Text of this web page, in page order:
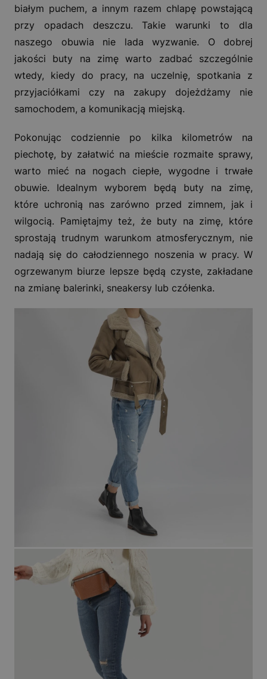
białym puchem, a innym razem chlapę powstającą
przy opadach deszczu. Takie warunki to dla
naszego obuwia nie lada wyzwanie. O dobrej
jakości buty na zimę warto zadbać szczególnie
wtedy, kiedy do pracy, na uczelnię, spotkania z
przyjaciółkami czy na zakupy dojeżdżamy nie
samochodem, a komunikacją miejską.
Pokonując codziennie po kilka kilometrów na
piechotę, by załatwić na mieście rozmaite sprawy,
warto mieć na nogach ciepłe, wygodne i trwałe
obuwie. Idealnym wyborem będą buty na zimę,
które uchronią nas zarówno przed zimnem, jak i
wilgocią. Pamiętajmy też, że buty na zimę, które
sprostają trudnym warunkom atmosferycznym, nie
nadają się do całodziennego noszenia w pracy. W
ogrzewanym biurze lepsze będą czyste, zakładane
na zmianę balerinki, sneakersy lub czółenka.